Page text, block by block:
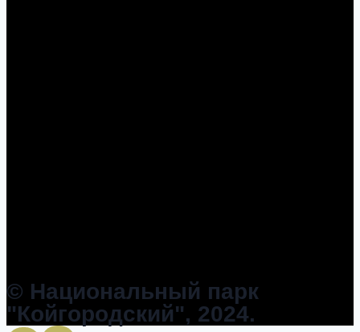
© Национальный парк
"Койгородский", 2024.